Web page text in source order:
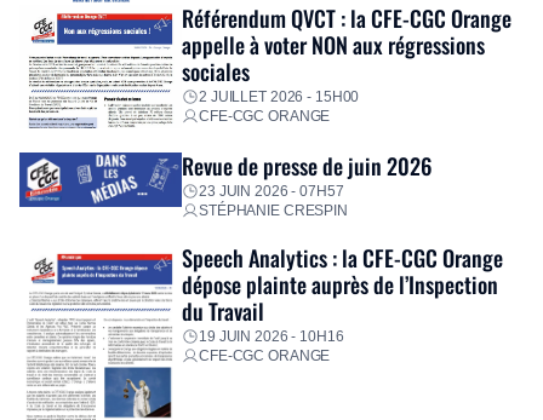
Référendum QVCT : la CFE-CGC Orange
appelle à voter NON aux régressions
sociales
2 JUILLET 2026 - 15H00
CFE-CGC ORANGE
Revue de presse de juin 2026
23 JUIN 2026 - 07H57
STÉPHANIE CRESPIN
Speech Analytics : la CFE-CGC Orange
dépose plainte auprès de l’Inspection
du Travail
19 JUIN 2026 - 10H16
CFE-CGC ORANGE